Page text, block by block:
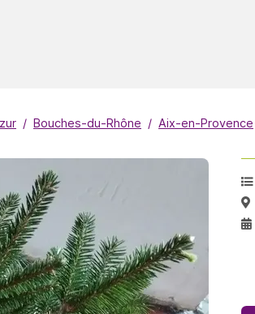
Bouches-du-Rhône Aix-en-Provence